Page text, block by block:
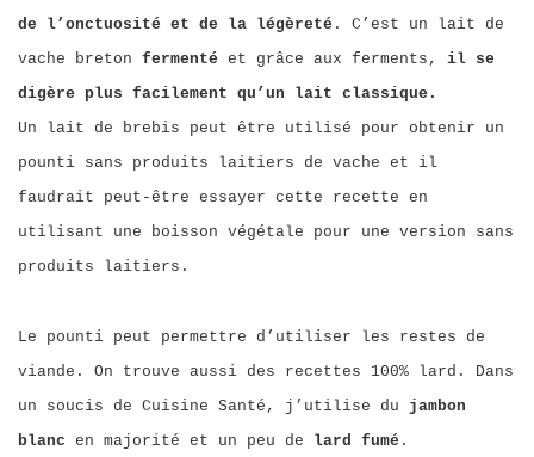
de l’onctuosité et de la légèreté . C’est un lait de
vache breton fermenté et grâce aux ferments, il se
digère plus facilement qu’un lait classique.
Un lait de brebis peut être utilisé pour obtenir un
pounti sans produits laitiers de vache et il
faudrait peut-être essayer cette recette en
utilisant une boisson végétale pour une version sans
produits laitiers.
Le pounti peut permettre d’utiliser les restes de
viande. On trouve aussi des recettes 100% lard. Dans
un soucis de Cuisine Santé, j’utilise du jambon
blanc en majorité et un peu de lard fumé .